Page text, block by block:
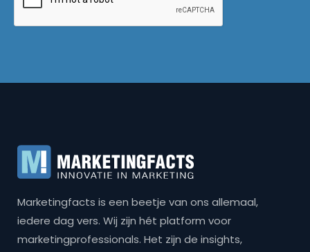
Marketingfacts is een beetje van ons allemaal,
iedere dag vers. Wij zijn hét platform voor
marketingprofessionals. Het zijn de insights,